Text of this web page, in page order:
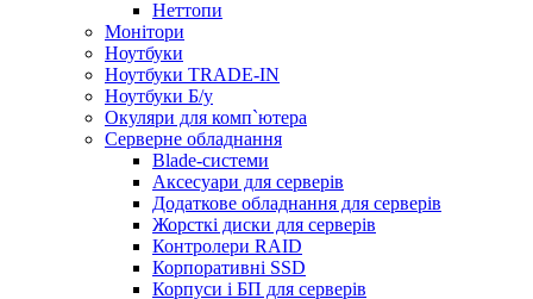
Неттопи
Монітори
Ноутбуки
Ноутбуки TRADE-IN
Ноутбуки Б/у
Окуляри для комп`ютера
Серверне обладнання
Blade-системи
Аксесуари для серверів
Додаткове обладнання для серверів
Жорсткі диски для серверів
Контролери RAID
Корпоративні SSD
Корпуси і БП для серверів